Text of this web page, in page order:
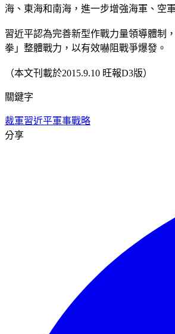
海、東海和南海，進一步增強海軍、空
習近平認為完善新型作戰力量領導體制
拳」整體戰力，以有效嚇阻戰爭爆發。
（本文刊載於2015.9.10 旺報D3版）
關鍵字
裁軍習近平軍事戰略
分享